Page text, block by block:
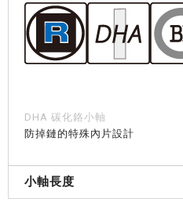
DHA 碳化鉻小軸
防掉鏈的特殊內片設計
小軸長度